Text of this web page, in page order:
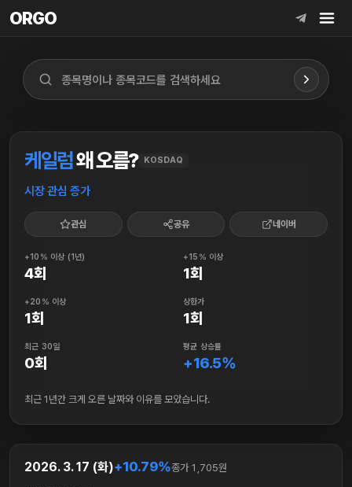
ORGO
ORGO
케일럼왜 오름? KOSDAQ
시장 관심 증가
관심 공유 네이버
+10% 이상 (1년)
4회
+15% 이상
1회
+20% 이상
1회
상한가
1회
최근 30일
0회
평균 상승률
+16.5%
최근 1년간 크게 오른 날짜와 이유를 모았습니다.
2026. 3. 17 (화)+10.79%종가 1,705원